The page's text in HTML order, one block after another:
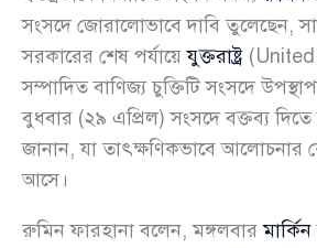
সংসদে জোরালোভাবে দাবি তুলেছেন,
সরকারের শেষ পর্যায়েযুক্তরাষ্ট্র
সম্পাদিত বাণিজ্য চুক্তিটি সংসদে
বুধবার (২৯ এপ্রিল) সংসদে বক্তব্য দিতে
জানান, যা তাৎক্ষণিকভাবে আলোচনার
আসে।
রুমিন ফারহানা বলেন, মঙ্গলবারমার্কিন